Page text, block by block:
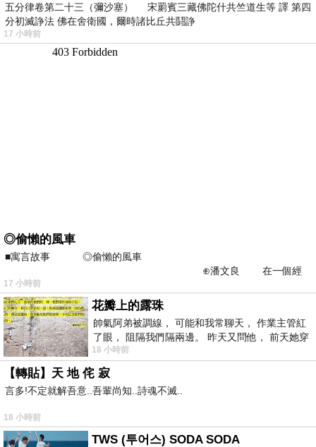
五分律卷第二十三（彌沙塞） 宋罽賓三藏佛陀什共竺道生等 譯 第四
分初滅諍法 佛在舍衛國，爾時諸比丘共鬪諍
17 小時前
◎偷懶的風車
■寓言故事 ◎偷懶的風車
⊕潘文良 在一個經
常颳風的山丘上—&m
17 小時前
花瓣上的露珠
帥氣阿弟被調線， 可能和我常聊天， 作業主管紅
了眼， 阻隔我們隔兩邊。 昨天又問他， 前天她穿
什麼顏色衣服， 不經
18 小時前
【轉貼】天 地 侘 寂
言多!不定就解吾意..吾輩尚知..詩魂不滅..
18 小時前
TWS (투어스) SODA SODA